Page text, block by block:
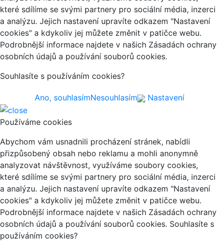
které sdílíme se svými partnery pro sociální média, inzerci
a analýzu. Jejich nastavení upravíte odkazem "Nastavení
cookies" a kdykoliv jej můžete změnit v patičce webu.
Podrobnější informace najdete v našich Zásadách ochrany
osobních údajů a používání souborů cookies.
Souhlasíte s používáním cookies?
Ano, souhlasímNesouhlasím Nastavení
Používáme cookies
Abychom vám usnadnili procházení stránek, nabídli
přizpůsobený obsah nebo reklamu a mohli anonymně
analyzovat návštěvnost, využíváme soubory cookies,
které sdílíme se svými partnery pro sociální média, inzerci
a analýzu. Jejich nastavení upravíte odkazem "Nastavení
cookies" a kdykoliv jej můžete změnit v patičce webu.
Podrobnější informace najdete v našich Zásadách ochrany
osobních údajů a používání souborů cookies. Souhlasíte s
používáním cookies?